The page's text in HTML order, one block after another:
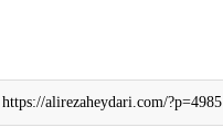
https://alirezaheydari.com/?p=4985